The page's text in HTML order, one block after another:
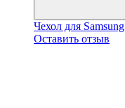
Чехол для
Оставить отзыв